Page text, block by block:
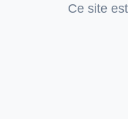
Ce site